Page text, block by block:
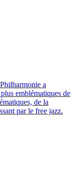
a
emblématiques de
de la
par le free jazz.